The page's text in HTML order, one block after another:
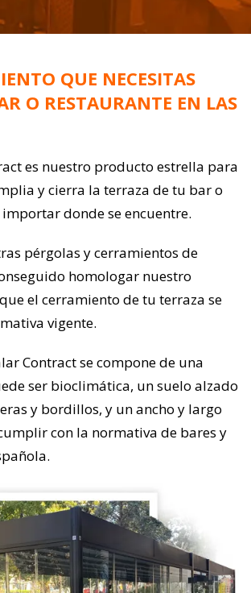
QUE NECESITAS
O RESTAURANTE EN LAS
es nuestro producto estrella para
y cierra la terraza de tu bar o
donde se encuentre.
pérgolas y cerramientos de
homologar nuestro
el cerramiento de tu terraza se
vigente.
Contract se compone de una
ser bioclimática, un suelo alzado
y bordillos, y un ancho y largo
con la normativa de bares y